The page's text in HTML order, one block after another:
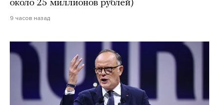
около 25 миллионов рублей)
9 часов назад